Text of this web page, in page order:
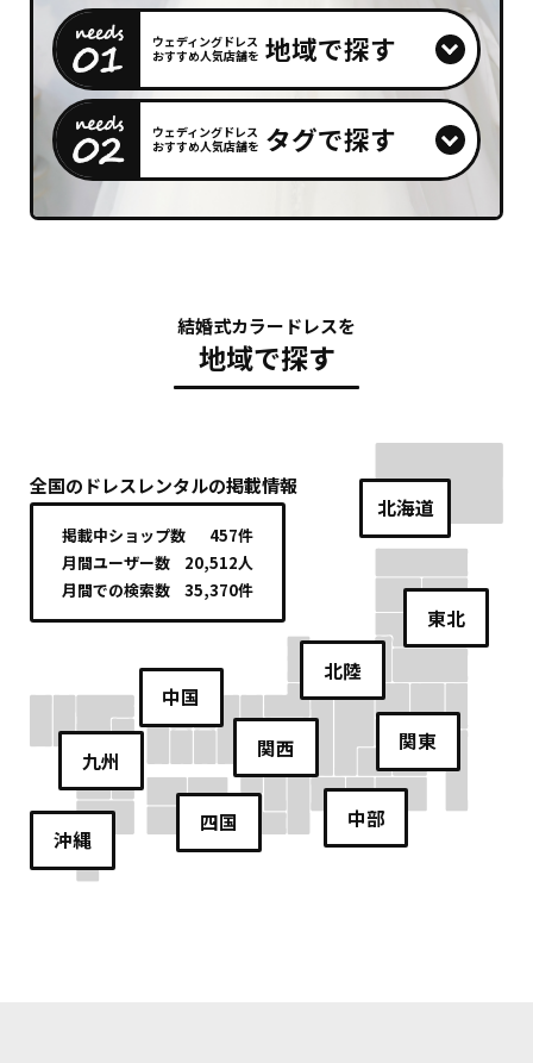
ウェディングドレス
おすすめ人気店舗を 地域で探す
ウェディングドレス
おすすめ人気店舗を タグで探す
結婚式カラードレスを
地域で探す
全国のドレスレンタルの掲載情報
掲載中ショップ数
457件
月間ユーザー数
20,512人
月間での検索数
35,370件
北海道
関東
中部
関西
中国
四国
九州
北陸
東北
沖縄